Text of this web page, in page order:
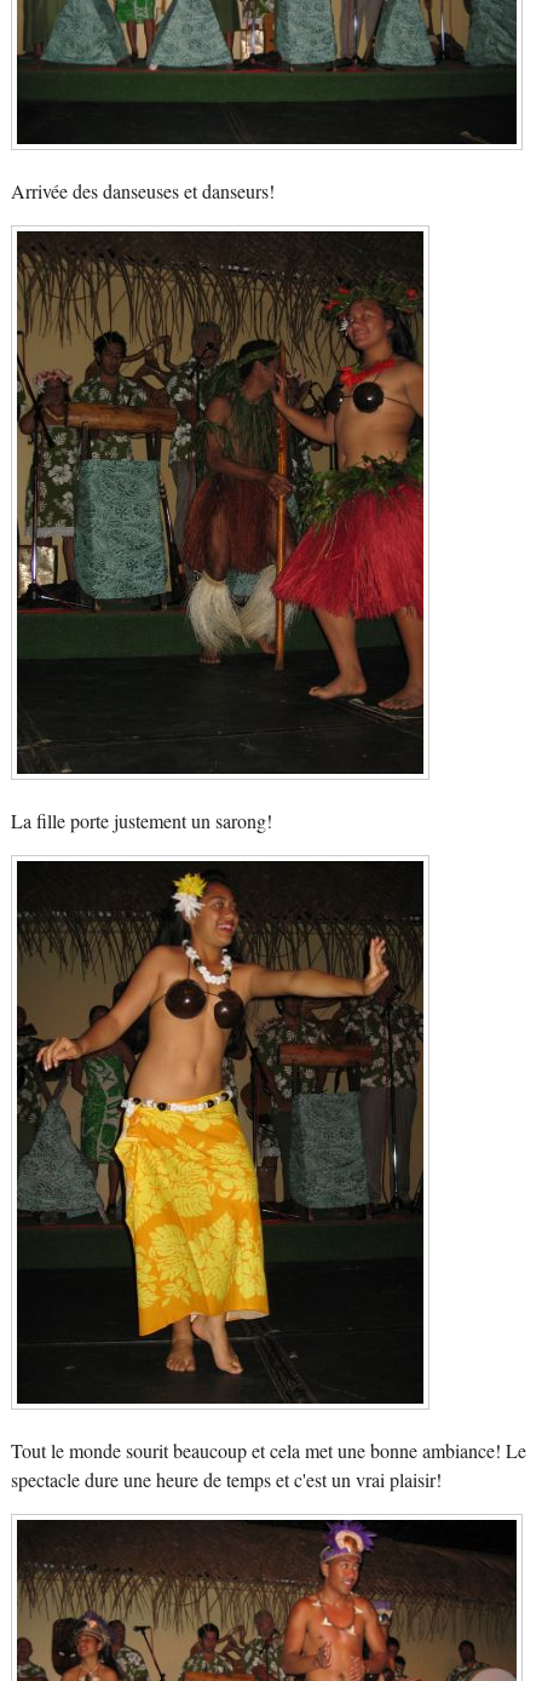
Arrivée des danseuses et danseurs!
La fille porte justement un sarong!
Tout le monde sourit beaucoup et cela met une bonne ambiance! Le
spectacle dure une heure de temps et c'est un vrai plaisir!